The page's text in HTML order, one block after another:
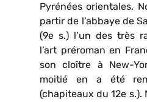
Pyrénées orientales.
partir de l’abbaye de
(9e s.) l’un des très
l’art préroman en
son cloître à New-
moitié en a été
(chapiteaux du 12e